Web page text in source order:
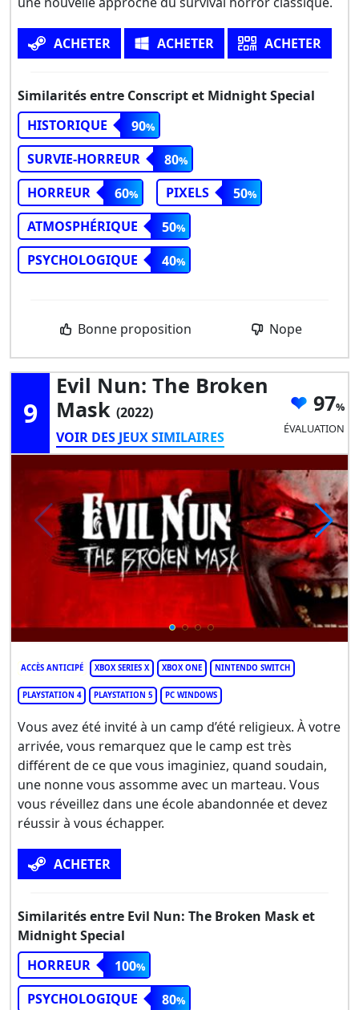
ACHETER ACHETER ACHETER
Similarités entre Conscript et Midnight Special
HISTORIQUE
90
SURVIE-HORREUR
80
HORREUR
60 PIXELS
50
ATMOSPHÉRIQUE
50
PSYCHOLOGIQUE
40
Bonne proposition Nope
9
Evil Nun: The Broken
Mask (2022)
VOIR DES JEUX SIMILAIRES
97
ÉVALUATION
ACCÈS ANTICIPÉ XBOX SERIES X XBOX ONE NINTENDO SWITCH
PLAYSTATION 4 PLAYSTATION 5 PC WINDOWS
Vous avez été invité à un camp d’été religieux. À votre
arrivée, vous remarquez que le camp est très
différent de ce que vous imaginiez, quand soudain,
une nonne vous assomme avec un marteau. Vous
vous réveillez dans une école abandonnée et devez
réussir à vous échapper.
ACHETER
Similarités entre Evil Nun: The Broken Mask et
Midnight Special
HORREUR
100
PSYCHOLOGIQUE
80